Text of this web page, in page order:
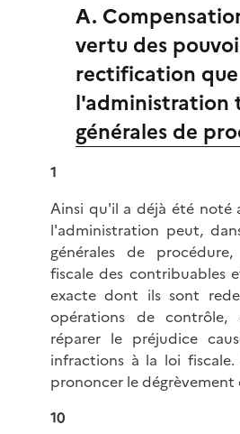
A.
vertu des
rectification que
l'administration
générales de
1
Ainsi qu'il a déjà été noté
l'administration peut,
générales de
fiscale des contribuables
exacte dont ils sont
opérations de contrôle,
réparer le préjudice
infractions à la loi
prononcer le
10